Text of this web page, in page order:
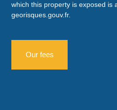
which this property is exposed is
georisques.gouv.fr.
Our fees